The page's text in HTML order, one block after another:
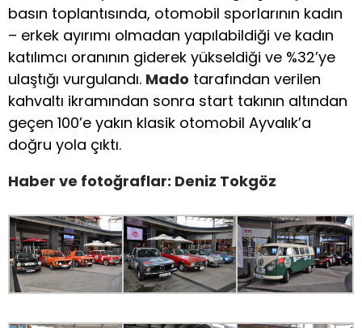
basın toplantısında, otomobil sporlarının kadın
– erkek ayırımı olmadan yapılabildiği ve kadın
katılımcı oranının giderek yükseldiği ve %32’ye
ulaştığı vurgulandı. Mado tarafından verilen
kahvaltı ikramından sonra start takının altından
geçen 100’e yakın klasik otomobil Ayvalık’a
doğru yola çıktı.
Haber ve fotoğraflar: Deniz Tokgöz